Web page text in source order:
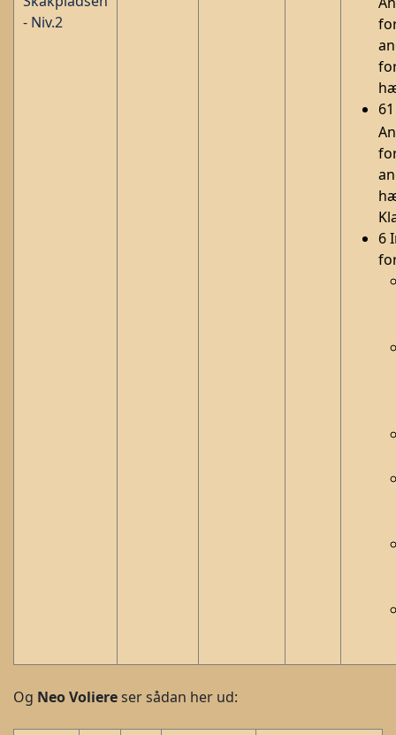
- Niv.2
6
Og Neo Voliereser sådan her ud: